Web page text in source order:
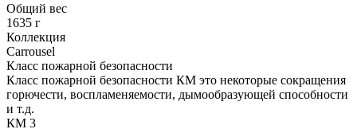
Общий вес
1635 г
Коллекция
Carrousel
Класс пожарной безопасности
Класс пожарной безопасности КМ это некоторые сокращения
горючести, воспламеняемости, дымообразующей способности
и т.д.
КМ 3